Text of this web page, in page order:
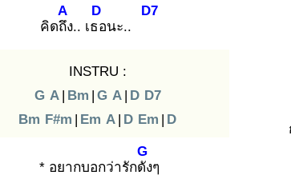
คิดถึง
A
.. เธอ
D
นะ..
D7
INSTRU :
G A | Bm | G A | D D7
Bm F#m | Em A | D Em | D
* อยากบอกว่ารักดัง
G
ๆ